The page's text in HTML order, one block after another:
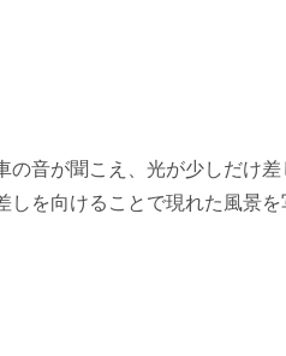
の音が聞こえ、光が少しだけ
を向けることで現れた風景